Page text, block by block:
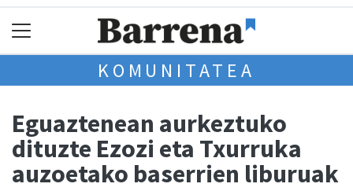
KOMUNITATEA
Eguaztenean aurkeztuko
dituzte Ezozi eta Txurruka
auzoetako baserrien liburuak